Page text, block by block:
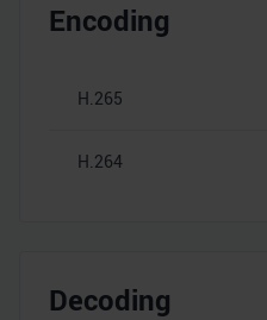
Encoding
H.265
H.264
Decoding